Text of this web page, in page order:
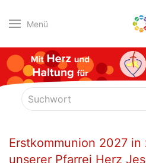
Menü
Erstkommunion 2027
unserer Pfarrei Herz